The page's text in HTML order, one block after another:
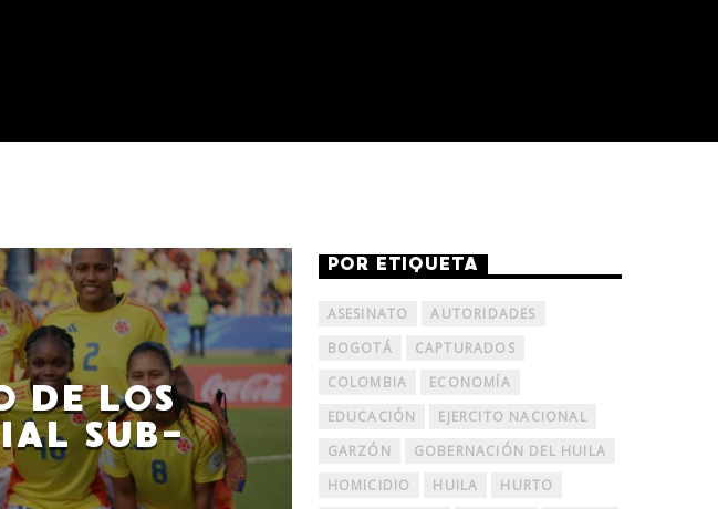
DE LOS
SUB-
POR ETIQUETA
ASESINATO
AUTORIDADES
BOGOTÁ
CAPTURADOS
COLOMBIA
ECONOMÍA
EDUCACIÓN
EJERCITO NACIONAL
GARZÓN
GOBERNACIÓN DEL HUILA
HOMICIDIO
HUILA
HURTO